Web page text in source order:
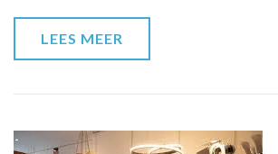
LEES MEER